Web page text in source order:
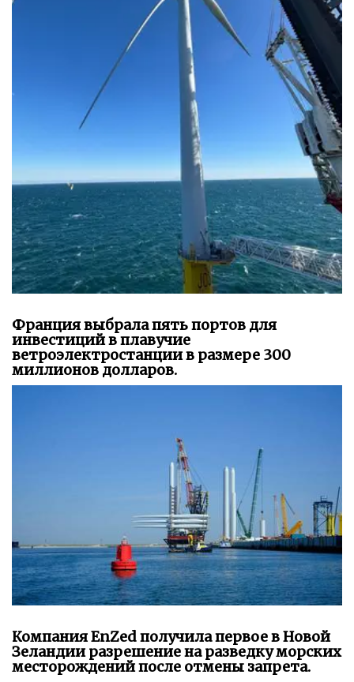
Франция выбрала пять портов для
инвестиций в плавучие
ветроэлектростанции в размере 300
миллионов долларов.
Компания EnZed получила первое в Новой
Зеландии разрешение на разведку морских
месторождений после отмены запрета.